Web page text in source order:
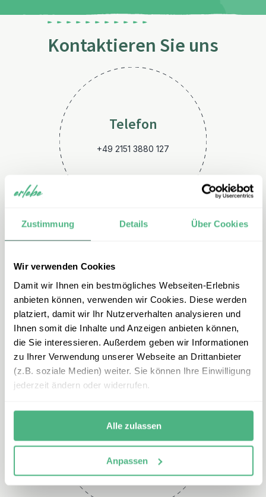
Zustimmung Details Über Cookies
Wir verwenden Cookies
Damit wir Ihnen ein bestmögliches Webseiten-Erlebnis
anbieten können, verwenden wir Cookies. Diese werden
platziert, damit wir Ihr Nutzerverhalten analysieren und
Ihnen somit die Inhalte und Anzeigen anbieten können,
die Sie interessieren. Außerdem geben wir Informationen
zu Ihrer Verwendung unserer Webseite an Drittanbieter
(z.B. soziale Medien) weiter. Sie können Ihre Einwilligung
jederzeit ändern oder widerrufen.
Alle zulassen
Anpassen
Kontaktieren Sie uns
Telefon
+49 2151 3880 127
E-Mail
argentinien@erlebe.de
Montag – Freitag:
und nach individueller
Terminvereinbarung